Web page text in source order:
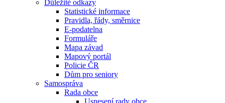
Důležité odkazy
Statistické informace
Pravidla, řády, směrnice
E-podatelna
Formuláře
Mapa závad
Mapový portál
Policie ČR
Dům pro seniory
Samospráva
Rada obce
Usnesení rady obce